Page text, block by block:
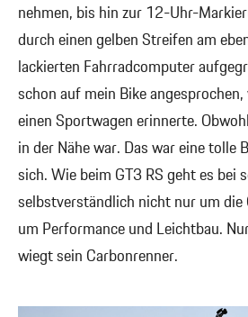
nehmen, bis hin zur 12-Uhr-
durch einen gelben Streifen am
lackierten Fahrradcomputer
schon auf mein Bike
einen Sportwagen erinnerte.
in der Nähe war. Das war eine tolle
sich. Wie beim GT3 RS geht es bei
selbstverständlich nicht nur um die
um Performance und Leichtbau.
wiegt sein Carbonrenner.